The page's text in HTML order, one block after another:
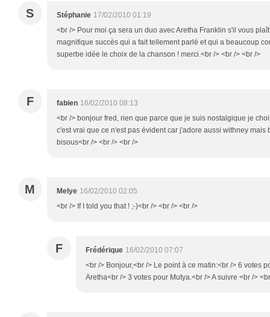
S Stéphanie 17/02/2010 01:19
<br /> Pour moi ça sera un duo avec Aretha Franklin s'il vous
magnifique succès qui a fait tellement parlé et qui a beaucoup
superbe idée le choix de la chanson ! merci.<br /> <br /> <br />
F fabien 16/02/2010 08:13
<br /> bonjour fred, rien que parce que je suis nostalgique je
c'est vrai que ce n'est pas évident car j'adore aussi withney mais
bisous<br /> <br /> <br />
M Melye 16/02/2010 02:05
<br /> If I told you that ! ;-)<br /> <br /> <br />
F Frédérique 16/02/2010 07:07
<br /> Bonjour,<br /> Le point à ce matin:<br /> 6 votes
Aretha<br /> 3 votes pour Mutya.<br /> A suivre <br />